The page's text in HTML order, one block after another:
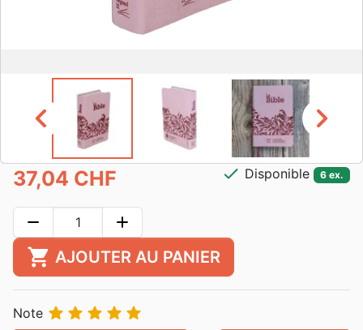
chevron_left chevron_right
37,04 CHF check Disponible 6 ex.
remove add
shopping_cart AJOUTER AU PANIER
Note     